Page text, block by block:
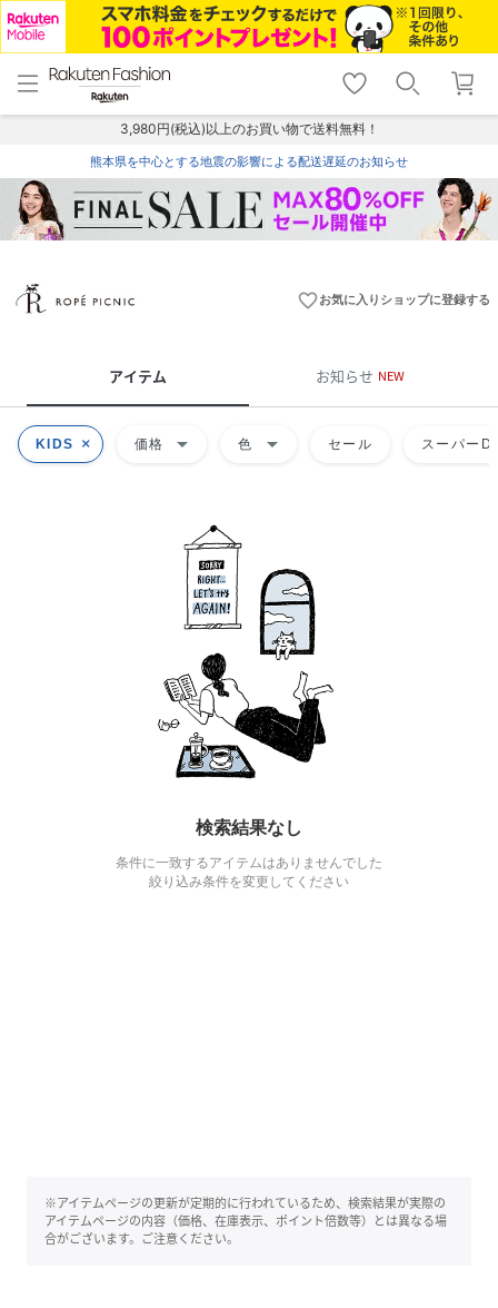
menu home
トップ
shopping_cart lock_outline
ログイン
3,980円(税込)以上のお買い物で送料無料！
熊本県を中心とする地震の影響による配送遅延のお知らせ
favorite_borderお気に入りショップに登録する
アイテム お知らせ NEW
KIDS 価格 arrow_drop_down 色 arrow_drop_down セール スーパー
検索結果なし
条件に一致するアイテムはありませんでした
絞り込み条件を変更してください
※アイテムページの更新が定期的に行われているため、検索結果が実際の
アイテムページの内容（価格、在庫表示、ポイント倍数等）とは異なる場
合がございます。ご注意ください。